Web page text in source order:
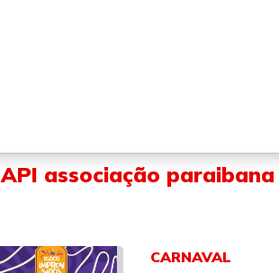
API associação
CARNAVAL